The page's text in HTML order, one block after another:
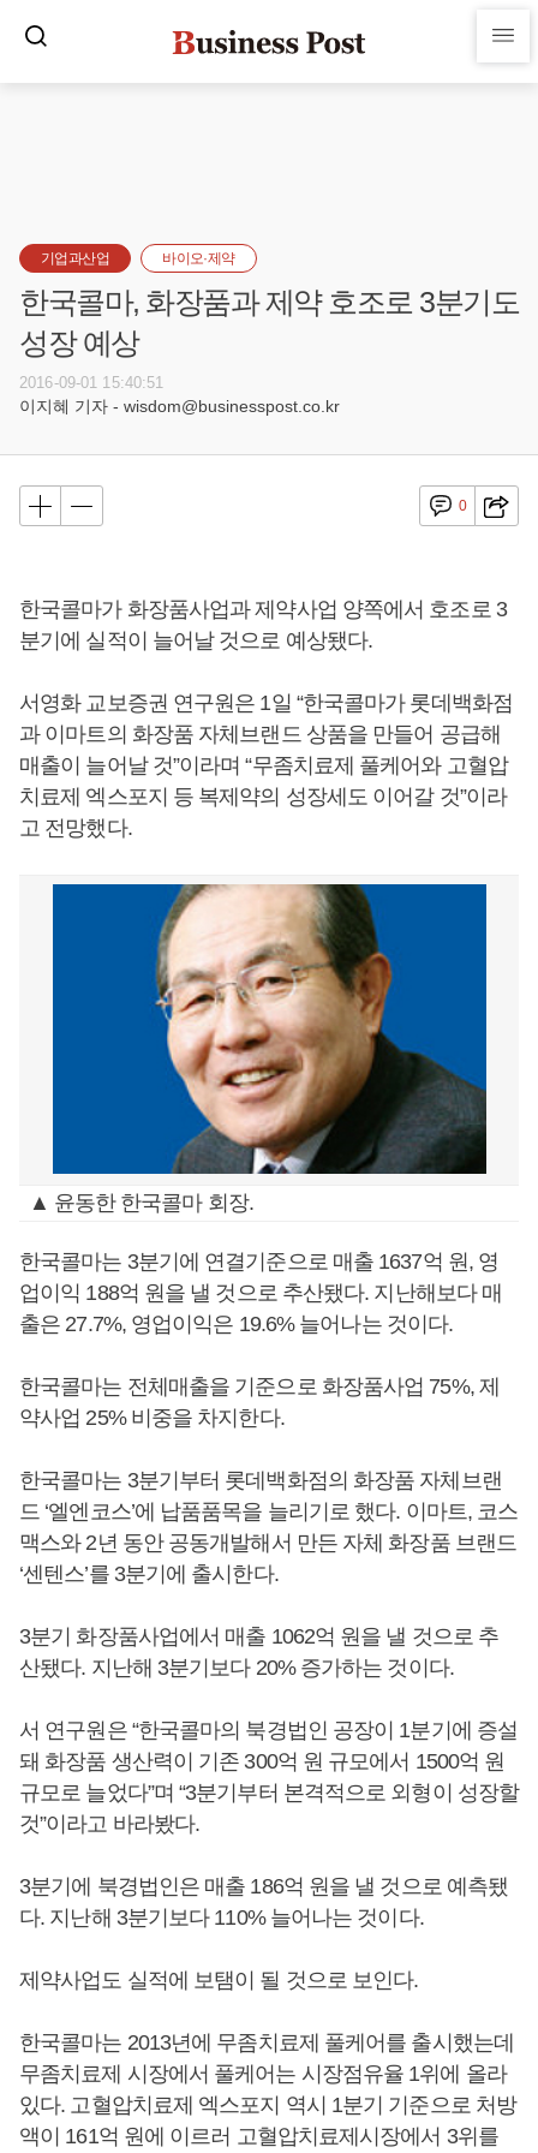
기업과산업 바이오·제약
한국콜마, 화장품과 제약 호조로 3분기도
성장 예상
2016-09-01 15:40:51
이지혜 기자 - wisdom@businesspost.co.kr
0
한국콜마가 화장품사업과 제약사업 양쪽에서 호조로 3
분기에 실적이 늘어날 것으로 예상됐다.
서영화 교보증권 연구원은 1일 “한국콜마가 롯데백화점
과 이마트의 화장품 자체브랜드 상품을 만들어 공급해
매출이 늘어날 것”이라며 “무좀치료제 풀케어와 고혈압
치료제 엑스포지 등 복제약의 성장세도 이어갈 것”이라
고 전망했다.
▲ 윤동한 한국콜마 회장.
한국콜마는 3분기에 연결기준으로 매출 1637억 원, 영
업이익 188억 원을 낼 것으로 추산됐다. 지난해보다 매
출은 27.7%, 영업이익은 19.6% 늘어나는 것이다.
한국콜마는 전체매출을 기준으로 화장품사업 75%, 제
약사업 25% 비중을 차지한다.
한국콜마는 3분기부터 롯데백화점의 화장품 자체브랜
드 ‘엘엔코스’에 납품품목을 늘리기로 했다. 이마트, 코스
맥스와 2년 동안 공동개발해서 만든 자체 화장품 브랜드
‘센텐스’를 3분기에 출시한다.
3분기 화장품사업에서 매출 1062억 원을 낼 것으로 추
산됐다. 지난해 3분기보다 20% 증가하는 것이다.
서 연구원은 “한국콜마의 북경법인 공장이 1분기에 증설
돼 화장품 생산력이 기존 300억 원 규모에서 1500억 원
규모로 늘었다”며 “3분기부터 본격적으로 외형이 성장할
것”이라고 바라봤다.
3분기에 북경법인은 매출 186억 원을 낼 것으로 예측됐
다. 지난해 3분기보다 110% 늘어나는 것이다.
제약사업도 실적에 보탬이 될 것으로 보인다.
한국콜마는 2013년에 무좀치료제 풀케어를 출시했는데
무좀치료제 시장에서 풀케어는 시장점유율 1위에 올라
있다. 고혈압치료제 엑스포지 역시 1분기 기준으로 처방
액이 161억 원에 이르러 고혈압치료제시장에서 3위를